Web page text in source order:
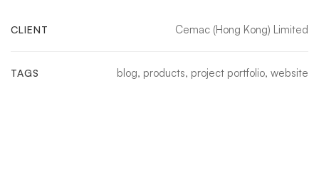
CLIENT Cemac (Hong Kong) Limited
TAGS blog, products, project portfolio, website